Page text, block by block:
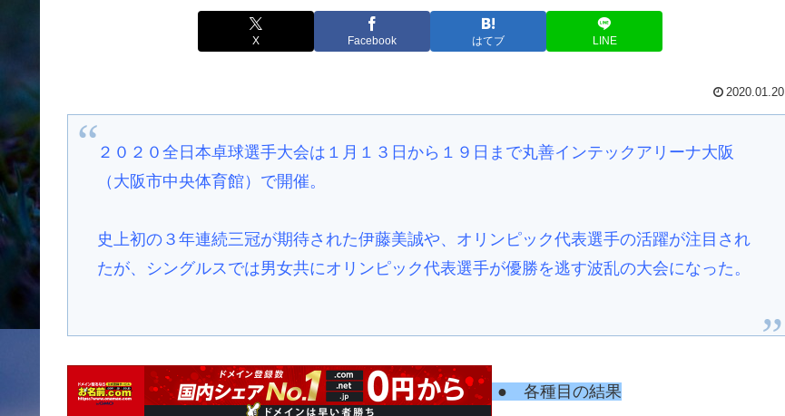
X Facebook はてブ LINE
2020.01.20
２０２０全日本卓球選手大会は１月１３日から１９日まで丸善インテックアリーナ大阪
（大阪市中央体育館）で開催。
史上初の３年連続三冠が期待された伊藤美誠や、オリンピック代表選手の活躍が注目され
たが、シングルスでは男女共にオリンピック代表選手が優勝を逃す波乱の大会になった。
● 各種目の結果